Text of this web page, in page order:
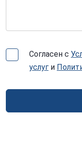
Согласен с
услуг и